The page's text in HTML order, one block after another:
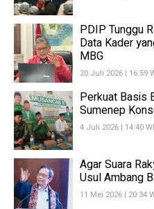
PDIP Tunggu
Data Kader
MBG
20 Juli 2026 | 16:59
Perkuat Basis
Sumenep
4 Juli 2026 | 14:40
Agar Suara
Usul Ambang
11 Mei 2026 | 20:34